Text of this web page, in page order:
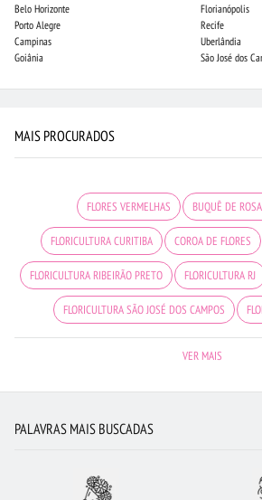
Belo Horizonte
Porto Alegre
Campinas
Goiânia
Florianópolis
Recife
Uberlândia
São José dos
MAIS PROCURADOS
FLORES VERMELHAS BUQUÊ DE
FLORICULTURA CURITIBA COROA DE FLORES
FLORICULTURA RIBEIRÃO PRETO FLORICULTURA RJ
FLORICULTURA SÃO JOSÉ DOS CAMPOS
FLORES COLORIDAS FLORICULTURA
VER MAIS
PALAVRAS MAIS BUSCADAS